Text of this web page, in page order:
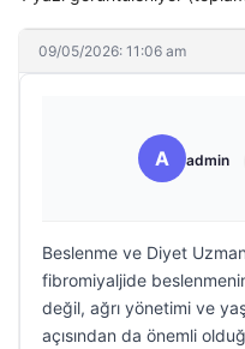
09/05/2026: 11:06 am
A admin
Beslenme ve Diyet
fibromiyaljide
değil, ağrı yönetimi ve
açısından da önemli